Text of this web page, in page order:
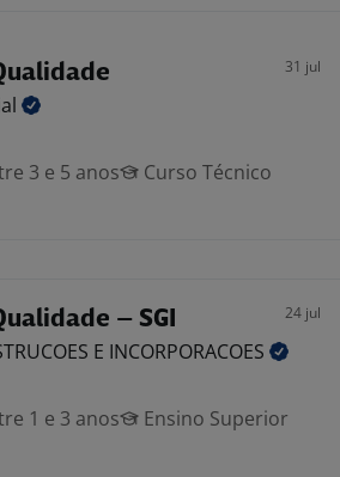
31 jul
3 e 5 anos
Curso Técnico
– SGI 24 jul
E INCORPORACOES
1 e 3 anos
Ensino Superior